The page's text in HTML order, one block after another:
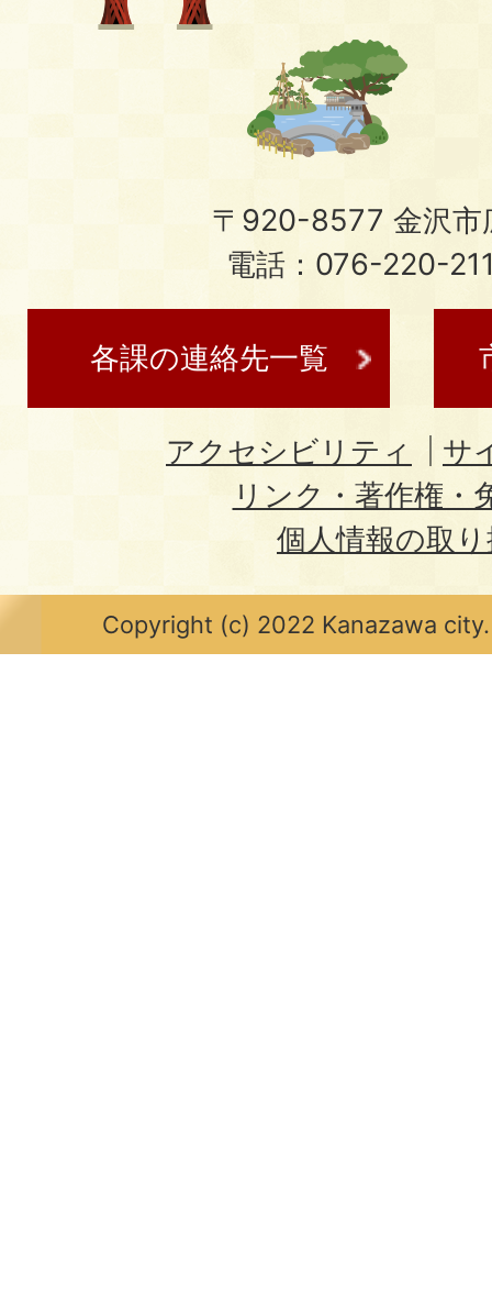
〒920-8577 金沢市
電話：076-220-
各課の連絡先一覧
アクセシビリティ
サ
リンク・著作権・
個人情報の取
Copyright (c) 2022 Kanazawa